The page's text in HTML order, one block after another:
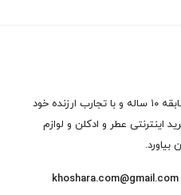
وبسایت تخصصی خوش آرا با داشتن سابقه ۱۰ ساله و با تجارب ارزنده خود
اینترنتی عطر و ادکلن و لوازم
بیاورد.